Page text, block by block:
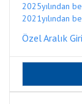
2025yılından
2021yılından
Özel Aralık